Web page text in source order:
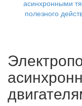
асинхронными
полезного